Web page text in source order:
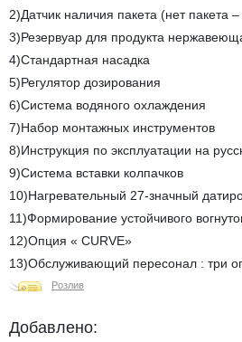
2)Датчик наличия пакета (нет пакета
3)Резервуар для продукта
4)Стандартная насадка
5)Регулятор дозирования
6)Система водяного охлаждения
7)Набор монтажных инструментов
8)Инструкция по эксплуатации на
9)Система вставки колпачков
10)Нагревательный 27-значный
11)Формирование устойчивого
12)Опция « CURVE»
13)Обслуживающий пересонал : три
Розлив
Добавлено: